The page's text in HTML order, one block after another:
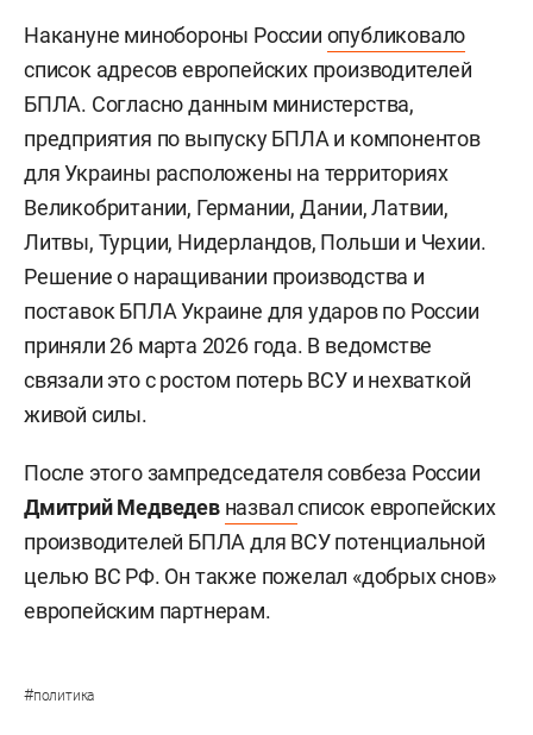
Накануне минобороны России опубликовало
список адресов европейских производителей
БПЛА. Согласно данным министерства,
предприятия по выпуску БПЛА и компонентов
для Украины расположены на территориях
Великобритании, Германии, Дании, Латвии,
Литвы, Турции, Нидерландов, Польши и Чехии.
Решение о наращивании производства и
поставок БПЛА Украине для ударов по России
приняли 26 марта 2026 года. В ведомстве
связали это с ростом потерь ВСУ и нехваткой
живой силы.
После этого зампредседателя совбеза России
Дмитрий Медведев назвалсписок европейских
производителей БПЛА для ВСУ потенциальной
целью ВС РФ. Он также пожелал «добрых снов»
европейским партнерам.
#политика